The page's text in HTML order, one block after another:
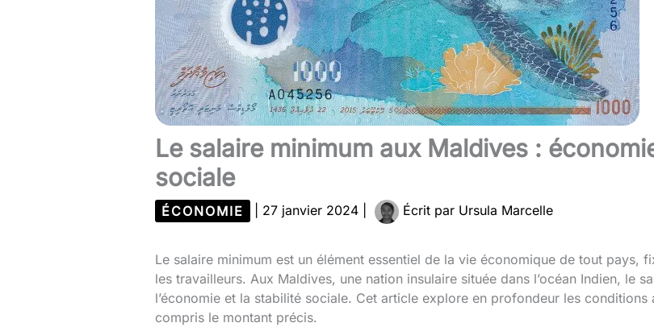
Le salaire minimum aux Maldives :
sociale
ÉCONOMIE 27 janvier 2024 Écrit par Ursula Marcelle
Le salaire minimum est un élément essentiel de la vie économique de tout pays,
les travailleurs. Aux Maldives, une nation insulaire située dans l’océan Indien, le
l’économie et la stabilité sociale. Cet article explore en profondeur les
compris le montant précis.